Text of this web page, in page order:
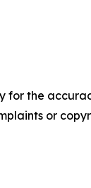
for the
or